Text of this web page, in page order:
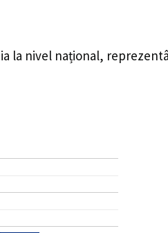
la nivel național,